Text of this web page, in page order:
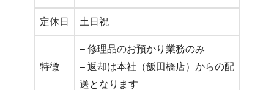
定休日 土日祝
特徴
– 修理品のお預かり業務のみ
– 返却は本社（飯田橋店）からの配
送となります